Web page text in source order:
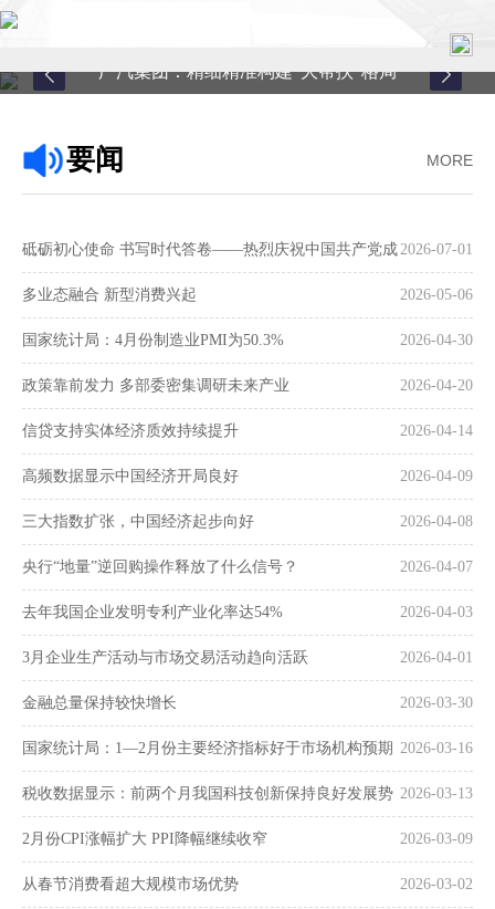
关于中心
县域服务
案例中心
联系我们
在线留言
广汽集团：精细精准构建“大帮扶”格局
MORE
要闻
2026-07-01
砥砺初心使命 书写时代答卷——热烈庆祝中国共产党成
立105周年 2026-05-06
多业态融合 新型消费兴起
2026-04-30
国家统计局：4月份制造业PMI为50.3%
2026-04-20
政策靠前发力 多部委密集调研未来产业
2026-04-14
信贷支持实体经济质效持续提升
2026-04-09
高频数据显示中国经济开局良好
2026-04-08
三大指数扩张，中国经济起步向好
2026-04-07
央行“地量”逆回购操作释放了什么信号？
2026-04-03
去年我国企业发明专利产业化率达54%
2026-04-01
3月企业生产活动与市场交易活动趋向活跃
2026-03-30
金融总量保持较快增长
2026-03-16
国家统计局：1—2月份主要经济指标好于市场机构预期
2026-03-13
税收数据显示：前两个月我国科技创新保持良好发展势
头 2026-03-09
2月份CPI涨幅扩大 PPI降幅继续收窄
2026-03-02
从春节消费看超大规模市场优势